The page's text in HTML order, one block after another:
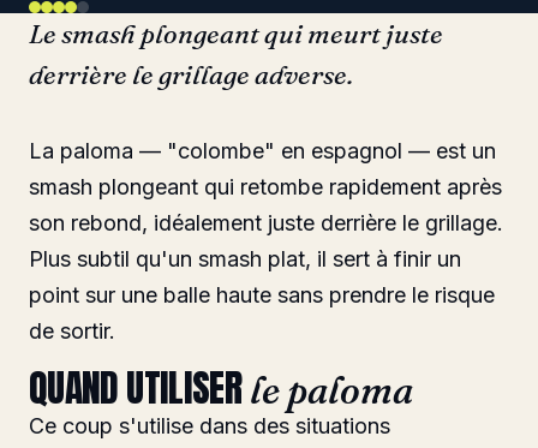
Le smash plongeant qui meurt juste
derrière le grillage adverse.
La paloma — "colombe" en espagnol — est un
smash plongeant qui retombe rapidement après
son rebond, idéalement juste derrière le grillage.
Plus subtil qu'un smash plat, il sert à finir un
point sur une balle haute sans prendre le risque
de sortir.
QUAND UTILISERle paloma
Ce coup s'utilise dans des situations